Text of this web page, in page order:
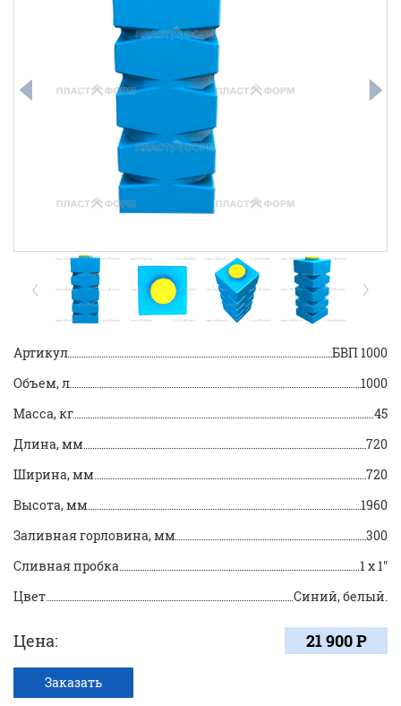
Артикул
БВП 1000
Объем, л
1000
Масса, кг
45
Длина, мм
720
Ширина, мм
720
Высота, мм
1960
Заливная горловина, мм
300
Сливная пробка
1 х 1"
Цвет
Синий, белый.
Цена: 21 900 Р
Заказать